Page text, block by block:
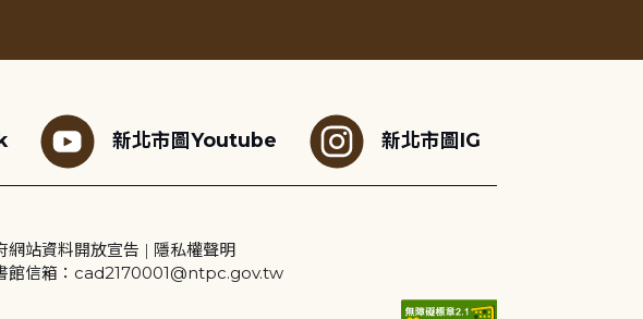
新北市圖Youtube 新北市圖IG
網站資料開放宣告 | 隱私權聲明
館信箱：cad2170001@ntpc.gov.tw